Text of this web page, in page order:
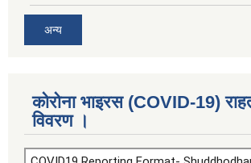
अन्य
कोरोना भाइरस (COVID-19)
विवरण ।